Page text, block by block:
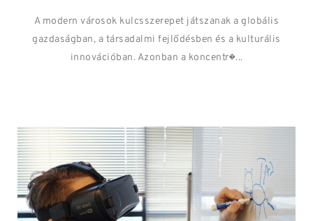
A modern városok kulcsszerepet játszanak a globális
gazdaságban, a társadalmi fejlődésben és a kulturális
innovációban. Azonban a koncentr�...